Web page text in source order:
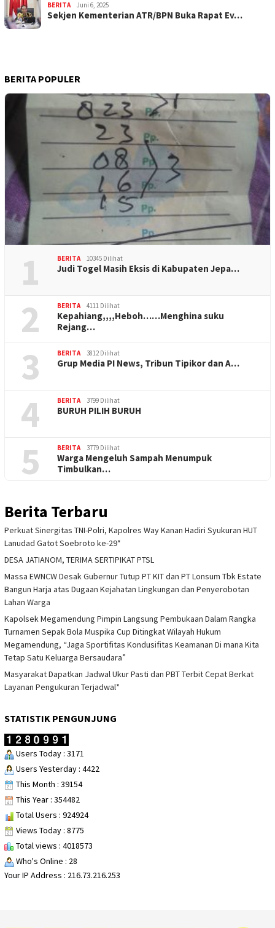
BERITA Juni 6, 2025
Sekjen Kementerian ATR/BPN Buka Rapat Ev…
BERITA POPULER
1 BERITA 10345 Dilihat
Judi Togel Masih Eksis di Kabupaten Jepa…
2 BERITA 4111 Dilihat
Kepahiang,,,,Heboh……Menghina suku
Rejang…
3 BERITA 3812 Dilihat
Grup Media PI News, Tribun Tipikor dan A…
4 BERITA 3799 Dilihat
BURUH PILIH BURUH
5 BERITA 3779 Dilihat
Warga Mengeluh Sampah Menumpuk
Timbulkan…
Berita Terbaru
Perkuat Sinergitas TNI-Polri, Kapolres Way Kanan Hadiri Syukuran HUT
Lanudad Gatot Soebroto ke-29*
DESA JATIANOM, TERIMA SERTIPIKAT PTSL
Massa EWNCW Desak Gubernur Tutup PT KIT dan PT Lonsum Tbk Estate
Bangun Harja atas Dugaan Kejahatan Lingkungan dan Penyerobotan
Lahan Warga
Kapolsek Megamendung Pimpin Langsung Pembukaan Dalam Rangka
Turnamen Sepak Bola Muspika Cup Ditingkat Wilayah Hukum
Megamendung, “Jaga Sportifitas Kondusifitas Keamanan Di mana Kita
Tetap Satu Keluarga Bersaudara”
Masyarakat Dapatkan Jadwal Ukur Pasti dan PBT Terbit Cepat Berkat
Layanan Pengukuran Terjadwal*
STATISTIK PENGUNJUNG
Users Today : 3171
Users Yesterday : 4422
This Month : 39154
This Year : 354482
Total Users : 924924
Views Today : 8775
Total views : 4018573
Who's Online : 28
Your IP Address : 216.73.216.253